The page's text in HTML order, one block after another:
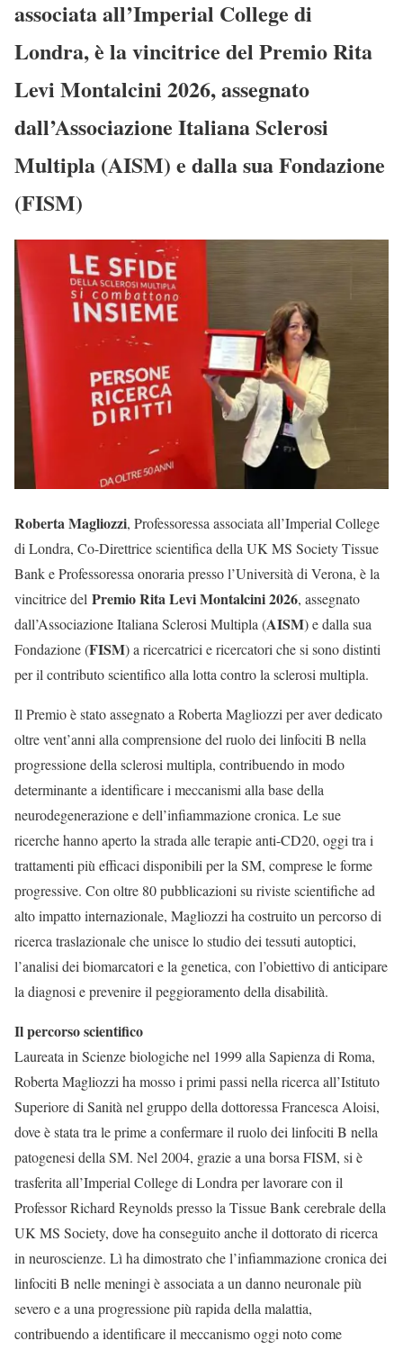
associata all’Imperial College di
Londra, è la vincitrice del Premio Rita
Levi Montalcini 2026, assegnato
dall’Associazione Italiana Sclerosi
Multipla (AISM) e dalla sua Fondazione
(FISM)
Roberta Magliozzi, Professoressa associata all’Imperial College
di Londra, Co-Direttrice scientifica della UK MS Society Tissue
Bank e Professoressa onoraria presso l’Università di Verona, è la
vincitrice del Premio Rita Levi Montalcini 2026, assegnato
dall’Associazione Italiana Sclerosi Multipla (AISM) e dalla sua
Fondazione (FISM) a ricercatrici e ricercatori che si sono distinti
per il contributo scientifico alla lotta contro la sclerosi multipla.
Il Premio è stato assegnato a Roberta Magliozzi per aver dedicato
oltre vent’anni alla comprensione del ruolo dei linfociti B nella
progressione della sclerosi multipla, contribuendo in modo
determinante a identificare i meccanismi alla base della
neurodegenerazione e dell’infiammazione cronica. Le sue
ricerche hanno aperto la strada alle terapie anti-CD20, oggi tra i
trattamenti più efficaci disponibili per la SM, comprese le forme
progressive. Con oltre 80 pubblicazioni su riviste scientifiche ad
alto impatto internazionale, Magliozzi ha costruito un percorso di
ricerca traslazionale che unisce lo studio dei tessuti autoptici,
l’analisi dei biomarcatori e la genetica, con l’obiettivo di anticipare
la diagnosi e prevenire il peggioramento della disabilità.
Il percorso scientifico
Laureata in Scienze biologiche nel 1999 alla Sapienza di Roma,
Roberta Magliozzi ha mosso i primi passi nella ricerca all’Istituto
Superiore di Sanità nel gruppo della dottoressa Francesca Aloisi,
dove è stata tra le prime a confermare il ruolo dei linfociti B nella
patogenesi della SM. Nel 2004, grazie a una borsa FISM, si è
trasferita all’Imperial College di Londra per lavorare con il
Professor Richard Reynolds presso la Tissue Bank cerebrale della
UK MS Society, dove ha conseguito anche il dottorato di ricerca
in neuroscienze. Lì ha dimostrato che l’infiammazione cronica dei
linfociti B nelle meningi è associata a un danno neuronale più
severo e a una progressione più rapida della malattia,
contribuendo a identificare il meccanismo oggi noto come